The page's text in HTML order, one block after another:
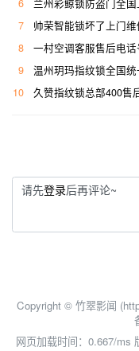
7
帅荣智能锁坏了上门
8
一村空调客服售后电
9
温州玥玛指纹锁全国
10
久赞指纹锁总部400售
请先登录后再评论~
Copyright © 竹翠影闻
网页加载时间：0.667/ms